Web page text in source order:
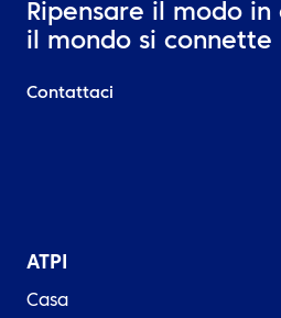
Ripensare il modo in
il mondo si connette
Contattaci
ATPI
Casa